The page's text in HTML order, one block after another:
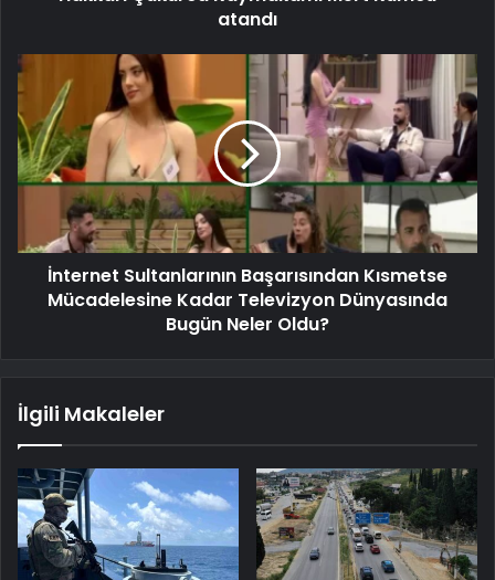
atandı
İnternet Sultanlarının Başarısından Kısmetse
Mücadelesine Kadar Televizyon Dünyasında
Bugün Neler Oldu?
İlgili Makaleler